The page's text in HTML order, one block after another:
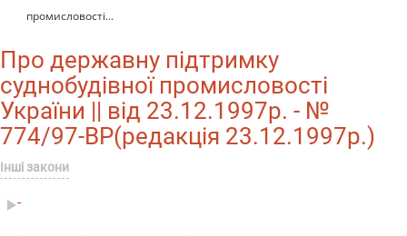
промисловості...
Про державну підтримку
суднобудівної промисловості
України || від 23.12.1997р. - №
774/97-ВР(редакція 23.12.1997р.)
Інші закони
-